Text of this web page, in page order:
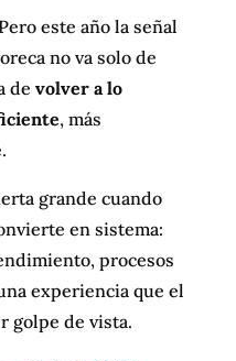
este año la señal
no va solo de
de volver a lo
, más
grande cuando
en sistema:
procesos
experiencia que el
golpe de vista.